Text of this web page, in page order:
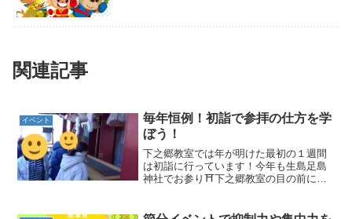
関連記事
イベント
毎年恒例！初詣で参拝の仕方を学
ぼう！
下之郷教室では年が明けた最初の１週間
は初詣に行っています！今年も生島足島
神社でお参り⛩下之郷教室の目の前にあ
た！沢山の参拝客の方もいて、新年を感